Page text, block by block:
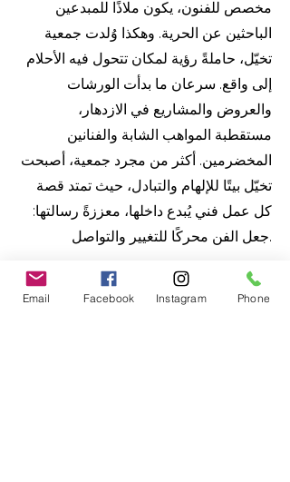
مخصص للفنون، يكون ملاذًا للمبدعين
الباحثين عن الحرية. وهكذا وُلدت جمعية
تخيّل، حاملةً رؤية لمكان تتحول فيه الأحلام
إلى واقع. سرعان ما بدأت الورشات
والعروض والمشاريع في الازدهار،
مستقطبة المواهب الشابة والفنانين
المخضرمين. أكثر من مجرد جمعية، أصبحت
تخيّل بيتًا للإلهام والتبادل، حيث تمتد قصة
كل عمل فني يُبدع داخلها، معززةً رسالتها:
جعل الفن محركًا للتغيير والتواصل.
En mars 2024, au cœur du Centre
Founoun à Jammal, un groupe
Email Facebook Instagram Phone